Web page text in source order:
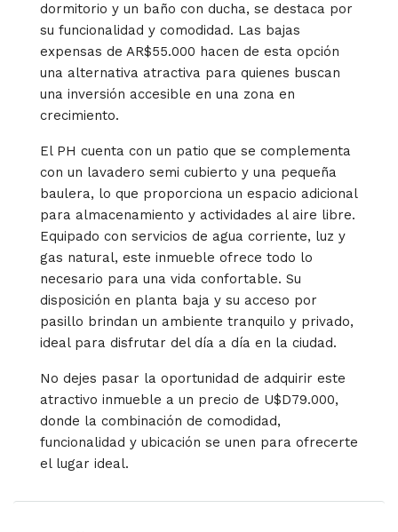
dormitorio y un baño con ducha, se destaca por
su funcionalidad y comodidad. Las bajas
expensas de AR$55.000 hacen de esta opción
una alternativa atractiva para quienes buscan
una inversión accesible en una zona en
crecimiento.
El PH cuenta con un patio que se complementa
con un lavadero semi cubierto y una pequeña
baulera, lo que proporciona un espacio adicional
para almacenamiento y actividades al aire libre.
Equipado con servicios de agua corriente, luz y
gas natural, este inmueble ofrece todo lo
necesario para una vida confortable. Su
disposición en planta baja y su acceso por
pasillo brindan un ambiente tranquilo y privado,
ideal para disfrutar del día a día en la ciudad.
No dejes pasar la oportunidad de adquirir este
atractivo inmueble a un precio de U$D79.000,
donde la combinación de comodidad,
funcionalidad y ubicación se unen para ofrecerte
el lugar ideal.